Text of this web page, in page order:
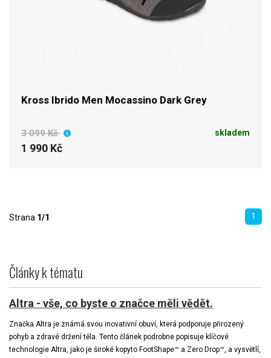
Kross Ibrido Men Mocassino Dark Grey
3 099 Kč
1 990 Kč
skladem
Strana 1/1 1
Články k tématu
Altra - vše, co byste o značce měli vědět.
Značka Altra je známá svou inovativní obuví, která podporuje přirozený
pohyb a zdravé držení těla. Tento článek podrobne popisuje klíčové
technologie Altra, jako je široké kopyto FootShape™ a Zero Drop™, a vysvětlí,